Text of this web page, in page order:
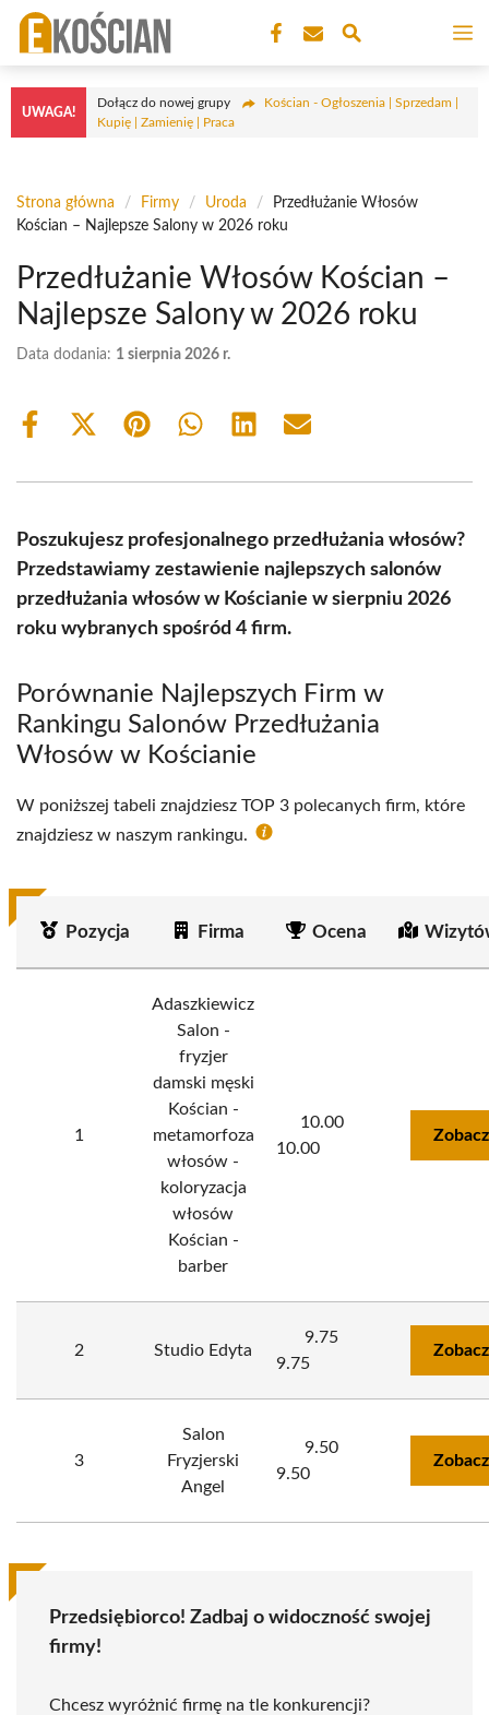
Przejdź
treści
UWAGA!
Dołącz do nowej grupy
Kościan - Ogłoszenia | Sprzedam |
Kupię | Zamienię | Praca
Strona główna / Firmy / Uroda /
Przedłużanie Włosów
Kościan – Najlepsze Salony w 2026 roku
Przedłużanie Włosów Kościan –
Najlepsze Salony w 2026 roku
Data dodania: 1 sierpnia 2026 r.
Share
Share
(Twitter)
Share Share Share Share
Poszukujesz profesjonalnego przedłużania włosów?
Przedstawiamy zestawienie najlepszych salonów
przedłużania włosów w Kościanie w sierpniu 2026
roku wybranych spośród 4 firm.
Porównanie Najlepszych Firm w
Rankingu Salonów Przedłużania
Włosów w Kościanie
W poniższej tabeli znajdziesz TOP 3 polecanych firm, które
znajdziesz w naszym rankingu.
Pozycja Firma Ocena
1
Adaszkiewicz
Salon -
fryzjer
damski męski
Kościan -
metamorfoza
włosów -
koloryzacja
włosów
Kościan -
barber
10.00
10.00
2 Studio Edyta
9.75
9.75
3
Salon
Fryzjerski
Angel
9.50
9.50
Przedsiębiorco! Zadbaj o widoczność swojej
firmy!
Chcesz wyróżnić firmę na tle konkurencji?